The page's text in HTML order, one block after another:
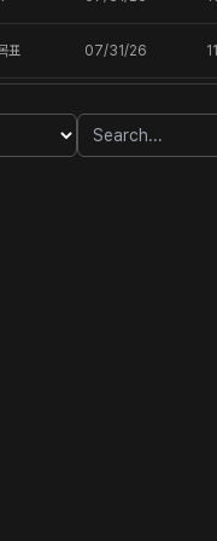
표 07/31/26 11